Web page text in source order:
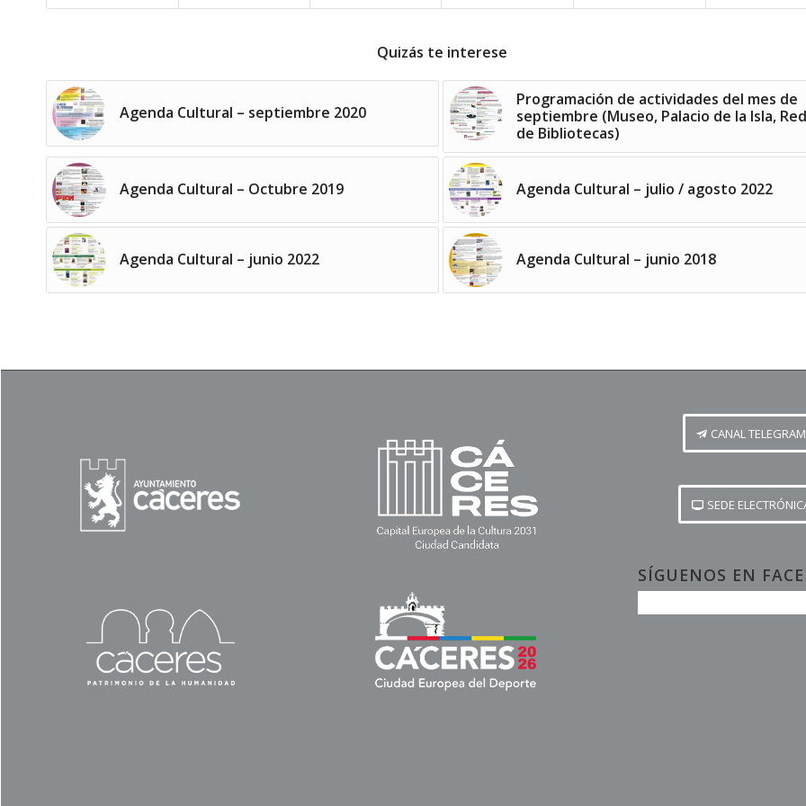
Quizás te interese
Agenda Cultural – septiembre 2020
Programación de actividades del mes de
septiembre (Museo, Palacio de la Isla, Red
de Bibliotecas)
Agenda Cultural – Octubre 2019 Agenda Cultural – julio / agosto 2022
Agenda Cultural – junio 2022 Agenda Cultural – junio 2018
CANAL TELEGRAM
SEDE
SÍGUENOS EN